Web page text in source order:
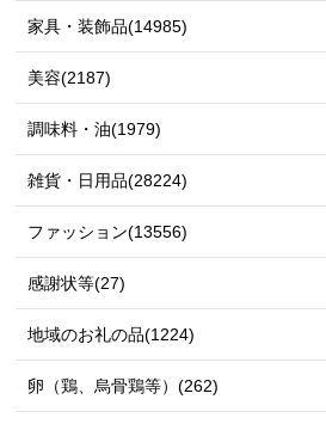
家具・装飾品(14985)
美容(2187)
調味料・油(1979)
雑貨・日用品(28224)
ファッション(13556)
感謝状等(27)
地域のお礼の品(1224)
卵（鶏、烏骨鶏等）(262)